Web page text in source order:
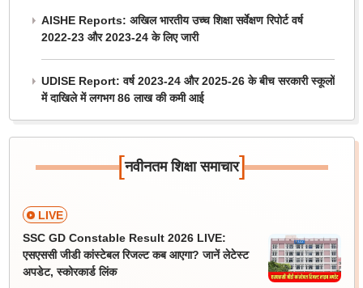
AISHE Reports: अखिल भारतीय उच्च शिक्षा सर्वेक्षण रिपोर्ट वर्ष
2022-23 और 2023-24 के लिए जारी
UDISE Report: वर्ष 2023-24 और 2025-26 के बीच सरकारी स्कूलों
में दाखिले में लगभग 86 लाख की कमी आई
[नवीनतम शिक्षा समाचार]
LIVE
SSC GD Constable Result 2026 LIVE:
एसएससी जीडी कांस्टेबल रिजल्ट कब आएगा? जानें लेटेस्ट
अपडेट, स्कोरकार्ड लिंक